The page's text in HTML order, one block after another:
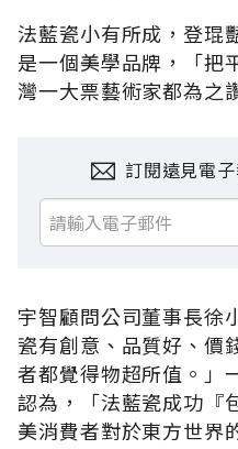
法藍瓷小有所成，登琨
是一個美學品牌，「把
灣一大票藝術家都為之
訂閱遠見電
宇智顧問公司董事長徐
瓷有創意、品質好、價
者都覺得物超所值。」
認為，「法藍瓷成功『
美消費者對於東方世界